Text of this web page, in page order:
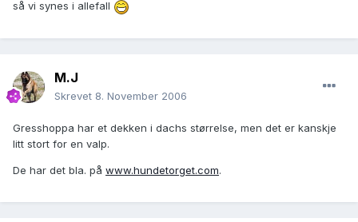
så vi synes i allefall
M.J
Skrevet 8. November 2006
Gresshoppa har et dekken i dachs størrelse, men det er kanskje
litt stort for en valp.
De har det bla. på www.hundetorget.com.